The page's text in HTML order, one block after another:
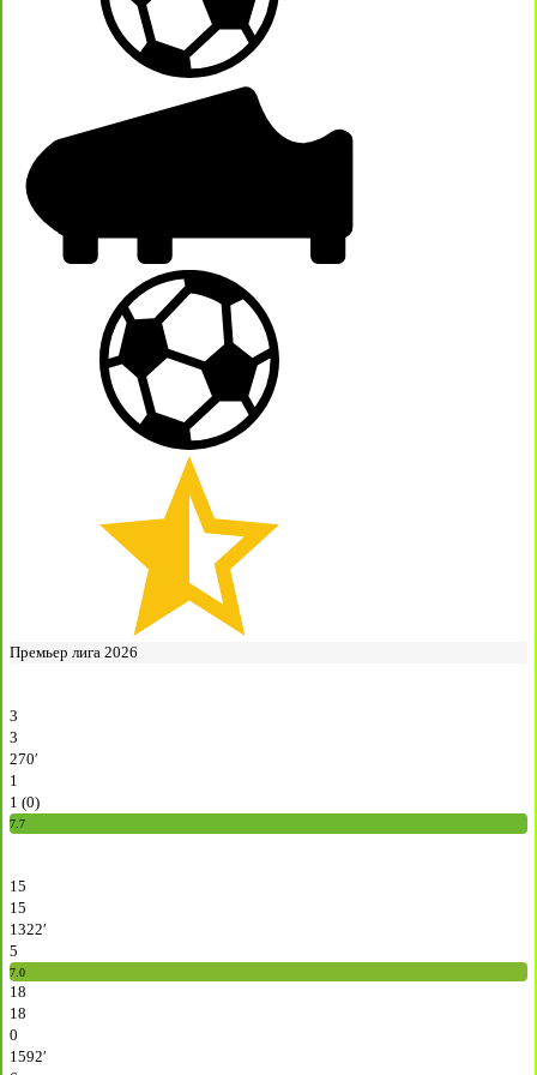
Премьер лига 2026
3
3
270′
1
1 (0)
7.7
15
15
1322′
5
7.0
18
18
0
1592′